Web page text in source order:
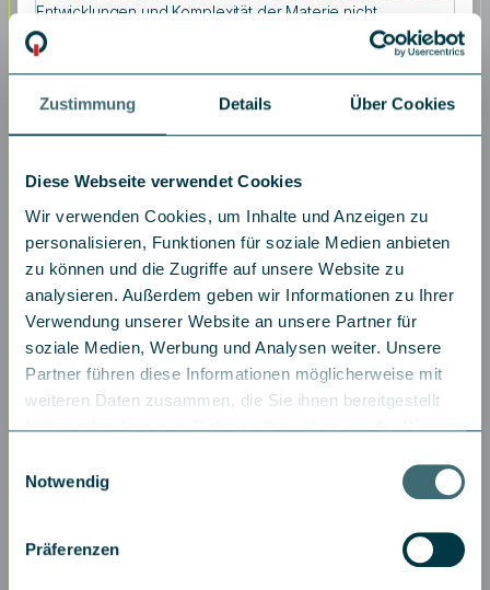
Zustimmung Details Über Cookies
Diese Webseite verwendet Cookies
Wir verwenden Cookies, um Inhalte und Anzeigen zu
personalisieren, Funktionen für soziale Medien anbieten
zu können und die Zugriffe auf unsere Website zu
analysieren. Außerdem geben wir Informationen zu Ihrer
Verwendung unserer Website an unsere Partner für
soziale Medien, Werbung und Analysen weiter. Unsere
Partner führen diese Informationen möglicherweise mit
weiteren Daten zusammen, die Sie ihnen bereitgestellt
haben oder die sie im Rahmen Ihrer Nutzung der Dienste
Impressum
Notwendig
Präferenzen
Asset Allocation
Allokation schaffen wir robuste Portfolios,
Unsere
Renditen
Entwicklungen und Komplexität der Materie nicht
garantieren. Eine Nachkontrolle der Aktualität der
Informationen sowie der Anwendbarkeit für den konkreten
Einzelfall ist dementsprechend notwendig. Die Website
kann nicht als Grundlage für Investitionsentscheidungen
Umstände ist eine Haftung der IQAM Invest GmbH für die
zulässig, ausgeschlossen. Zugang und Benutzung unserer
Website sowie die rechtlichen Hinweise unterliegen
Aus Gründen der einfacheren Lesbarkeit wird auf der
gesamten Website auf die geschlechtsneutrale
Differenzierung verzichtet. Entsprechende Begriffe gelten
im Sinne der Gleichbehandlung grundsätzlich für beide
Geschlechter.
Informationen zum Datenschutz finden Sie auf der Seite: